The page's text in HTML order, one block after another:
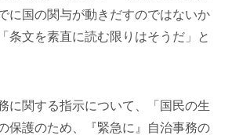
に国の関与が動きだすのではないか
条文を素直に読む限りはそうだ」と
に関する指示について、「国民の生
保護のため、『緊急に』自治事務の